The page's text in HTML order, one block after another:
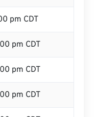
pm CDT
pm CDT
pm CDT
pm CDT